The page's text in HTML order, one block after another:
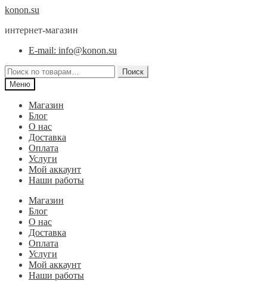
Перейти
навигации
Перейти
содержимому
konon.su
интернет-магазин
E-mail: info@konon.su
Искать:
Поиск
Меню
Магазин
Блог
О нас
Доставка
Оплата
Услуги
Мой аккаунт
Наши работы
Магазин
Блог
О нас
Доставка
Оплата
Услуги
Мой аккаунт
Наши работы